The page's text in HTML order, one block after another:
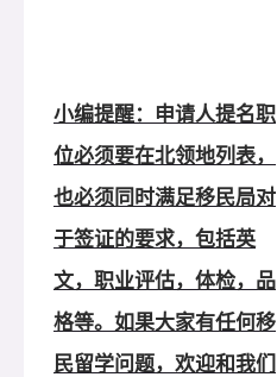
小编提醒：申请人提名职
位必须要在北领地列表，
也必须同时满足移民局对
于签证的要求，包括英
文，职业评估，体检，品
格等。如果大家有任何移
民留学问题，欢迎和我们